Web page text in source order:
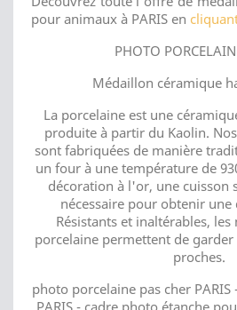
pour animaux à PARIS en
PHOTO
Médaillon céramique
La porcelaine est une
produite à partir du Kaolin.
sont fabriquées de manière
un four à une température de
décoration à l'or, une cuisson
nécessaire pour obtenir
Résistants et inaltérables,
porcelaine permettent de
proches.
photo porcelaine pas cher
PARIS - cadre photo étanche